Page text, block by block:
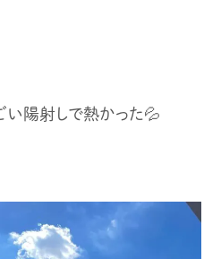
い陽射しで熱かった💦